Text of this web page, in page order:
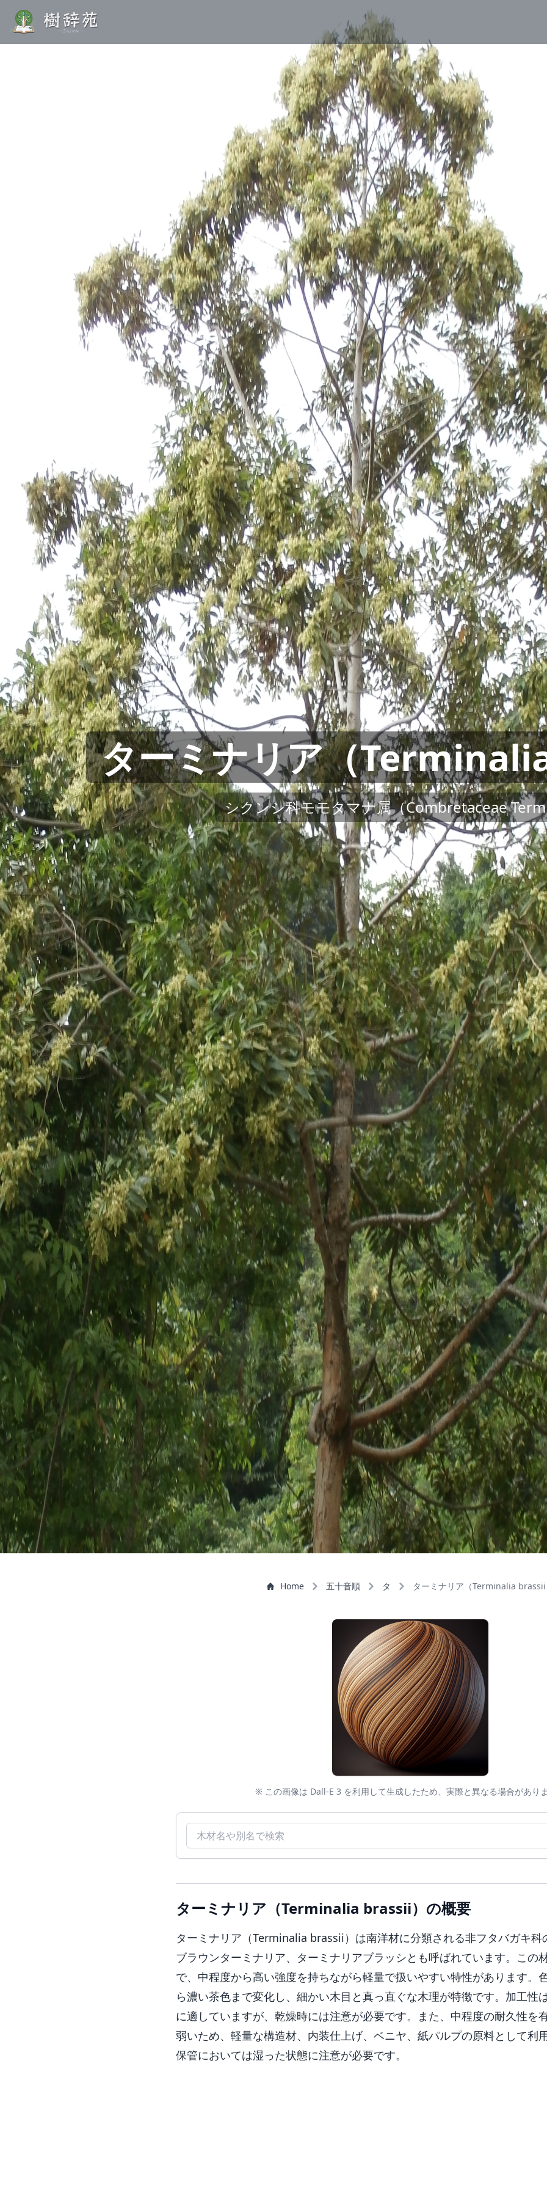
ターミナリア（
シクンシ科モモタマナ属（Combretaceae
Home 五十音順 タ ターミナリア（Terminalia
※ この画像は Dall-E 3 を利用して生成したため、実際と異なる場合があり
木材名で検索
ターミナリア（Terminalia brassii）の概要
ターミナリア（Terminalia brassii）は南洋材に分類される非フタバガキ科
ブラウンターミナリア、ターミナリアブラッシとも呼ばれています。この
で、中程度から高い強度を持ちながら軽量で扱いやすい特性があります。
ら濃い茶色まで変化し、細かい木目と真っ直ぐな木理が特徴です。加工性
に適していますが、乾燥時には注意が必要です。また、中程度の耐久性を
弱いため、軽量な構造材、内装仕上げ、ベニヤ、紙パルプの原料として利
保管においては湿った状態に注意が必要です。